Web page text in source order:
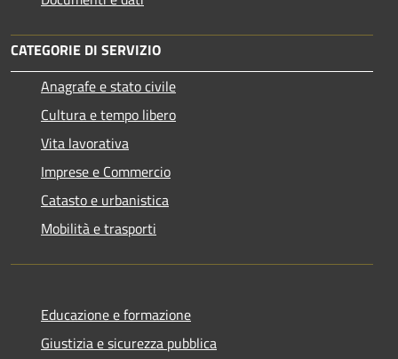
CATEGORIE DI SERVIZIO
Anagrafe e stato civile
Cultura e tempo libero
Vita lavorativa
Imprese e Commercio
Catasto e urbanistica
Mobilità e trasporti
Educazione e formazione
Giustizia e sicurezza pubblica